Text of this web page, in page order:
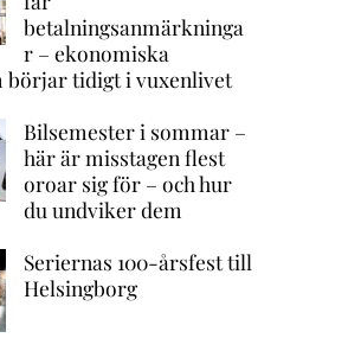
betalningsanmärkninga
r – ekonomiska
börjar tidigt i vuxenlivet
Bilsemester i sommar –
här är misstagen flest
oroar sig för – och hur
du undviker dem
Seriernas 100-årsfest till
Helsingborg